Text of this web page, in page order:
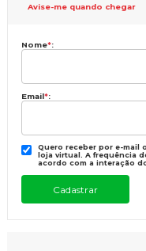
Avise-me quando chegar
Nome*:
Email*:
Quero receber por e-mail
loja virtual. A frequência
acordo com a interação